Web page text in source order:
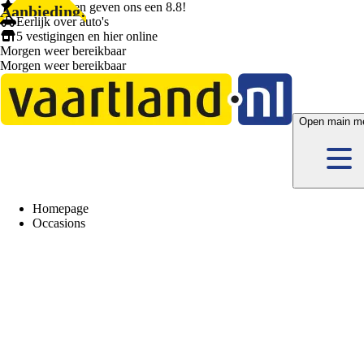
1.404 klanten geven ons een 8.8!
Eerlijk over auto's
5 vestigingen en hieronline
Morgen weer bereikbaar
Morgen weer bereikbaar
Open main
Homepage
Occasions
Aanbieding!